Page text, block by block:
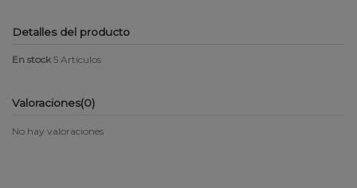
Detalles del producto
En stock 5 Artículos
Valoraciones(0)
No hay valoraciones